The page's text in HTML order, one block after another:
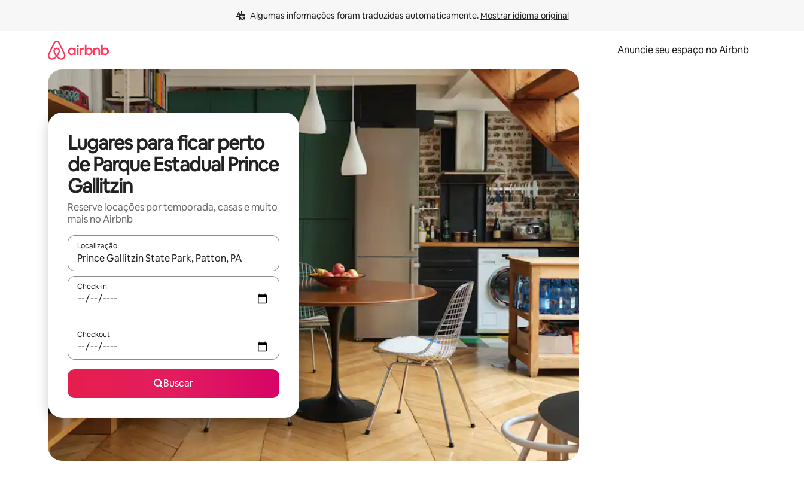
Algumas informações foram traduzidas automaticamente. Mostrar idioma original
Anuncie seu espaço no Airbnb
Lugares para ficar perto
de Parque Estadual Prince
Gallitzin
Reserve locações por temporada, casas e muito
mais no Airbnb
Localização
Quando os resultados estiverem disponíveis, explore-os usando as seta para cima e para baixo do teclado ou tocando e deslizando o dedo na tela.
Check-in
Checkout
Buscar